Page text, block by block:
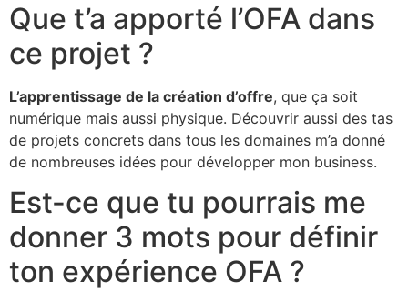
Que t’a apporté l’OFA dans
ce projet ?
L’apprentissage de la création d’offre, que ça soit
numérique mais aussi physique. Découvrir aussi des tas
de projets concrets dans tous les domaines m’a donné
de nombreuses idées pour développer mon business.
Est-ce que tu pourrais me
donner 3 mots pour définir
ton expérience OFA ?